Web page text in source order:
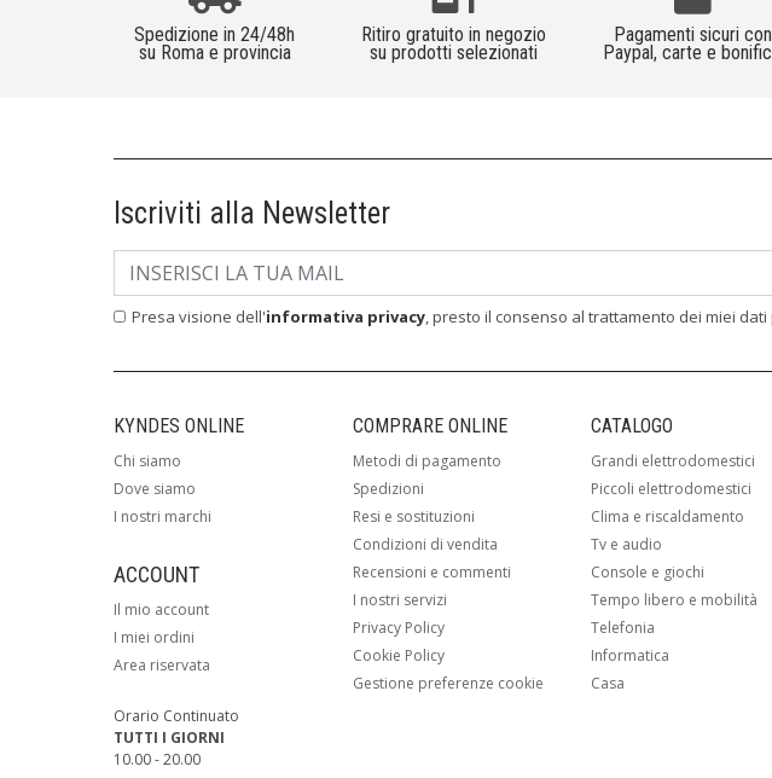
Spedizione in 24/48h
su Roma e provincia
Ritiro gratuito in negozio
su prodotti selezionati
Pagamenti sicuri con
Paypal, carte e
Iscriviti alla Newsletter
Presa visione dell'informativa privacy, presto il consenso al trattamento dei miei
KYNDES ONLINE
Chi siamo
Dove siamo
I nostri marchi
ACCOUNT
Il mio account
I miei ordini
Area riservata
Orario Continuato
TUTTI I GIORNI
10.00 - 20.00
COMPRARE ONLINE
Metodi di pagamento
Spedizioni
Resi e sostituzioni
Condizioni di vendita
Recensioni e commenti
I nostri servizi
Privacy Policy
Cookie Policy
Gestione preferenze cookie
CATALOGO
Grandi elettrodomestici
Piccoli elettrodomestici
Clima e riscaldamento
Tv e audio
Console e giochi
Tempo libero e mobilità
Telefonia
Informatica
Casa